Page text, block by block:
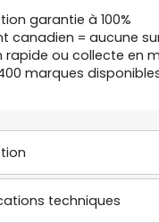
garantie à 100%
canadien = aucune
rapide ou collecte en
marques
techniques